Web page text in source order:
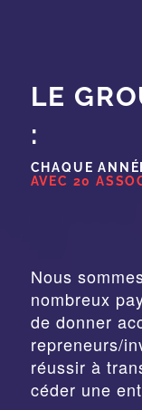
LE
:
CHAQUE
AVEC 20
Nous
nombreux
de donner
repreneurs/
réussir à
céder une